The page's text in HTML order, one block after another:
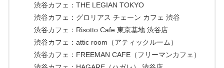
渋谷カフェ：THE LEGIAN TOKYO
渋谷カフェ：グロリアス チェーン カフェ 渋谷
渋谷カフェ：Risotto Cafe 東京基地 渋谷店
渋谷カフェ：attic room（アティックルーム）
渋谷カフェ：FREEMAN CAFE（フリーマンカフェ）